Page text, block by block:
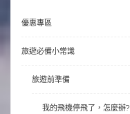
優惠專區
旅遊必備小常識
旅遊前準備
我的飛機停飛了，怎麼辦?